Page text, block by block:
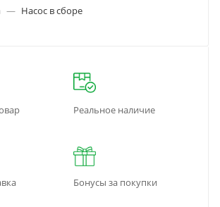
— Насос в сборе
Реальное наличие
Бонусы за покупки